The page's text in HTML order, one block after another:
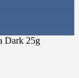
Dark 25g